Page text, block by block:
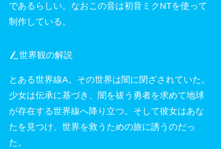
であるらしい。なおこの音は初音ミクNTを使って
制作している。
世界観の解説
とある世界線A。その世界は闇に閉ざされていた。
少女は伝承に基づき、闇を祓う勇者を求めて地球
が存在する世界線へ降り立つ。そして彼女はあな
たを見つけ、世界を救うための旅に誘うのだっ
た。